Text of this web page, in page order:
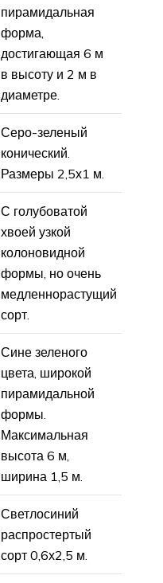
пирамидальная
форма,
достигающая 6 м
в высоту и 2 м в
диаметре.
Серо-зеленый
конический.
Размеры 2,5х1 м.
С голубоватой
хвоей узкой
колоновидной
формы, но очень
медленнорастущий
сорт.
Сине зеленого
цвета, широкой
пирамидальной
формы.
Максимальная
высота 6 м,
ширина 1,5 м.
Светлосиний
распростертый
сорт 0,6х2,5 м.